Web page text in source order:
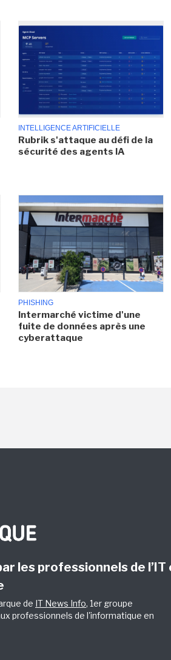
INTELLIGENCE ARTIFICIELLE
Rubrik s'attaque au défi de la
sécurité des agents IA
PHISHING
Intermarché victime d'une
fuite de données après une
cyberattaque
les professionnels de l’IT
de IT News Info, 1er groupe
professionnels de l'informatique en